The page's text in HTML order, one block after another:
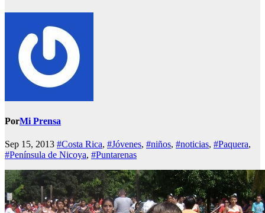
PorMi Prensa
Sep 15, 2013 #Costa Rica, #Jóvenes, #niños, #noticias, #Paquera,
#Península de Nicoya, #Puntarenas